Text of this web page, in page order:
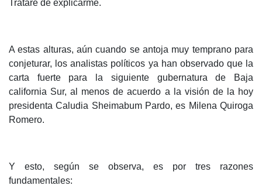
Trataré de explicarme.
A estas alturas, aún cuando se antoja muy temprano para
conjeturar, los analistas políticos ya han observado que la
carta fuerte para la siguiente gubernatura de Baja
california Sur, al menos de acuerdo a la visión de la hoy
presidenta Caludia Sheimabum Pardo, es Milena Quiroga
Romero.
Y esto, según se observa, es por tres razones
fundamentales: